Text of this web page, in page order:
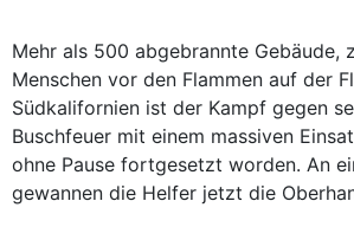
Mehr als 500 abgebrannte Gebäude,
Menschen vor den Flammen auf der
Südkalifornien ist der Kampf gegen
Buschfeuer mit einem massiven
ohne Pause fortgesetzt worden. An
gewannen die Helfer jetzt die